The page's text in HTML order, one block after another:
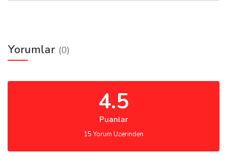
Yorumlar (0)
4.5
Puanlar
15 Yorum Uzerinden